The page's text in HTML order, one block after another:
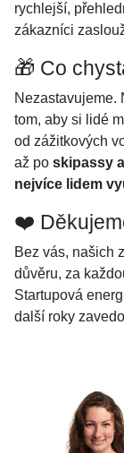
rychlejší,
zákazníci
🎁 Co
Nezastavujeme.
tom, aby si lidé
od zážitkových
až po skipassy
nejvíce lidem
❤️
Bez vás, našich
důvěru, za
Startupová
další roky